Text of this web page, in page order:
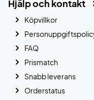
Hjälp och kontakt
Köpvillkor
FAQ
Prismatch
Snabb leverans
Orderstatus